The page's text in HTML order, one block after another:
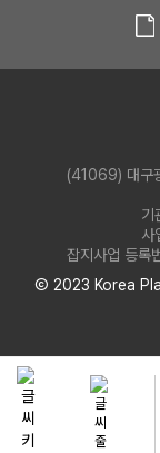
(41069) 대구
기
잡지사업 등
Ⓒ 2023 Korea